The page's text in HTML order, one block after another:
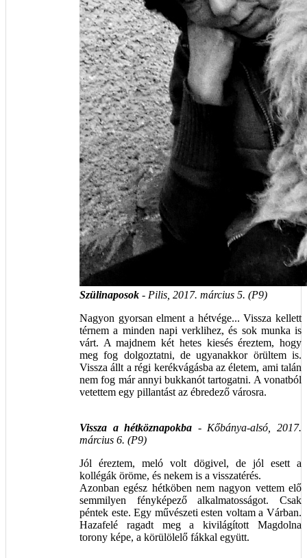
Szülinaposok - Pilis, 2017. március 5. (P9)
Nagyon gyorsan elment a hétvége... Vissza kellett
térnem a minden napi verklihez, és sok munka is
várt. A majdnem két hetes kiesés éreztem, hogy
meg fog dolgoztatni, de ugyanakkor örültem is.
Vissza állt a régi kerékvágásba az életem, ami talán
nem fog már annyi bukkanót tartogatni. A vonatból
vetettem egy pillantást az ébredező városra.
Vissza a hétköznapokba - Kőbánya-alsó, 2017.
március 6. (P9)
Jól éreztem, meló volt dögivel, de jól esett a
kollégák öröme, és nekem is a visszatérés.
Azonban egész hétköben nem nagyon vettem elő
semmilyen fényképező alkalmatosságot. Csak
péntek este. Egy művészeti esten voltam a Várban.
Hazafelé ragadt meg a kivilágított Magdolna
torony képe, a körülölelő fákkal együtt.